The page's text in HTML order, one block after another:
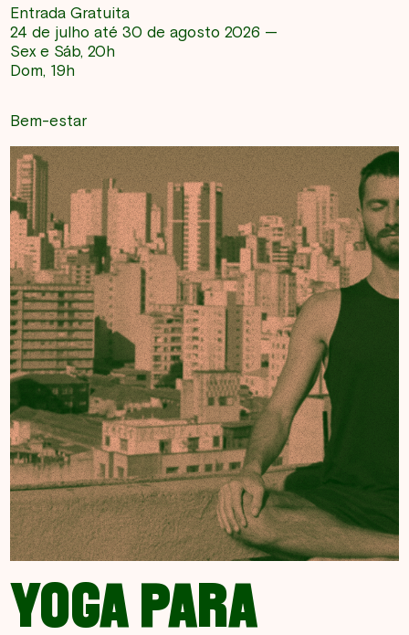
Entrada Gratuita
24 de julho até 30 de agosto 2026 —
Sex e Sáb, 20h
Dom, 19h
Bem-estar
YOGA PARA